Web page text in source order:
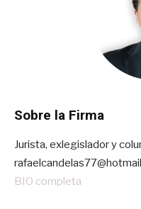
Sobre la Firma
Jurista, exlegislador y
BIO completa